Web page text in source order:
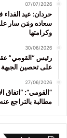
07/07/2026
سعاده ومَن سار
وكرامتها
30/06/2026
رئيس “القومي” عقد
على تحصين الجبهة
27/06/2026
مطالبة بالتراجع